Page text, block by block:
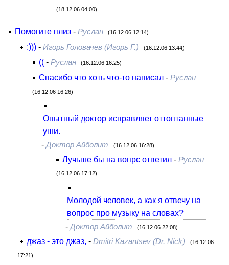
(18.12.06 04:00)
Помогите плиз- Руслан (16.12.06 12:14)
:))) -Игорь Головачев (Игорь Г.) (16.12.06 13:44)
((- Руслан (16.12.06 16:25)
Спасибо что хоть что-то написал- Руслан
(16.12.06 16:26)
Опытный доктор исправляет оттоптанные
уши.
- Доктор Айболит (16.12.06 16:28)
Лучьше бы на вопрс ответил -Руслан
(16.12.06 17:12)
Молодой человек, а как я отвечу на
вопрос про музыку на словах?
- Доктор Айболит (16.12.06 22:08)
джаз - это джаз, -Dmitri Kazantsev (Dr. Nick) (16.12.06
17:21)